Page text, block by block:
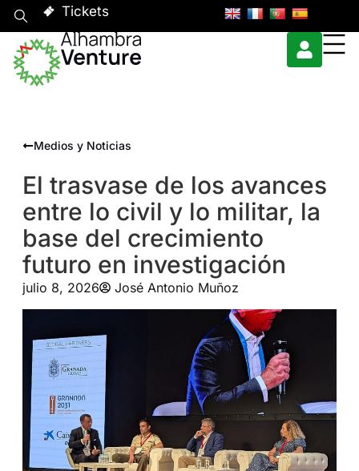
Tickets
Medios y Noticias
El trasvase de los avances
entre lo civil y lo militar, la
base del crecimiento
futuro en investigación
julio 8, 2026 José Antonio Muñoz